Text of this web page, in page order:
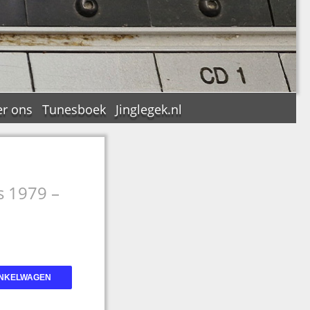
ons Tunesboek Jinglegek.nl
1979 –